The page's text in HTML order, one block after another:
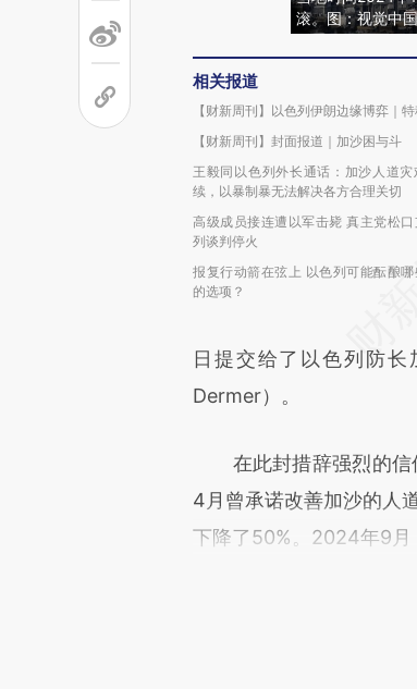
滚。图：视觉中国
相关报道
【财新周刊】以色列伊朗边缘博弈｜
【财新周刊】封面报道｜加沙困与斗
王毅同以色列外长通话：加沙人道灾
续，以暴制暴无法解决各方合理关切
高级成员接连遭以军击毙 真主党松
列谈判停火
报复行动箭在弦上 以色列可能酝酿
的选项？
日提交给了以色列防
Dermer）。
在此封措辞强烈的信
4月曾承诺改善加沙的人
下降了50%。2024年9月